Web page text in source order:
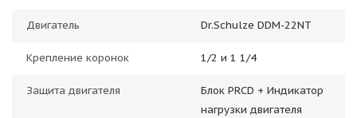
Двигатель Dr.Schulze DDM-22NT
Крепление коронок 1/2 и 1 1/4
Защита двигателя
Блок PRCD + Индикатор
нагрузки двигателя